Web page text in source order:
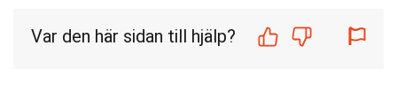
Var den här sidan till hjälp?